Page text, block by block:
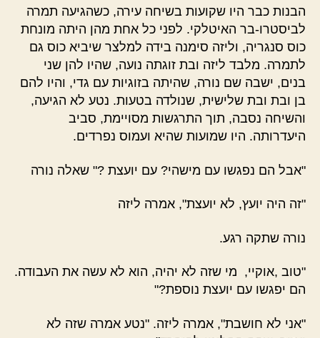
הבנות כבר היו שקועות בשיחה עירה, כשהגיעה תמרה
לביסטרו-בר האיטלקי. לפני כל אחת מהן היתה מונחת
כוס סנגריה, וליזה סימנה בידה למלצר שיביא כוס גם
לתמרה. מלבד ליזה ובת זוגתה נועה, שהיו להן שני
בנים, ישבה שם נורה, שהיתה בזוגיות עם גדי, והיו להם
בן ובת ובת שלישית, שנולדה בטעות. נטע לא הגיעה,
והשיחה נסבה, תוך התרגשות מסויימת, סביב
היעדרותה. היו שמועות שהיא ועמוס נפרדים.
"אבל הם נפגשו עם מישהי? עם יועצת ?" שאלה נורה
"זה היה יועץ, לא יועצת", אמרה ליזה
נורה שתקה רגע.
"טוב ,אוקיי, מי שזה לא יהיה, הוא לא עשה את העבודה.
הם יפגשו עם יועצת נוספת?"
"אני לא חושבת", אמרה ליזה. "נטע אמרה שזה לא